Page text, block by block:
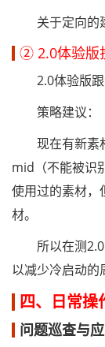
关于定向的建
② 2.0体验版
2.0体验版跟
策略建议：
现在有新素材
mid（不能被识
使用过的素材，
材。
所以在测2.0
以减少冷启动的
四、日常操
问题巡查与